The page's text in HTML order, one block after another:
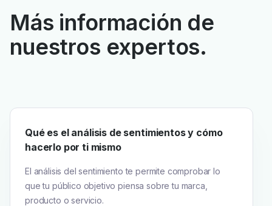
Más información de
nuestros expertos.
Qué es el análisis de sentimientos y cómo
hacerlo por ti mismo
El análisis del sentimiento te permite comprobar lo
que tu público objetivo piensa sobre tu marca,
producto o servicio.